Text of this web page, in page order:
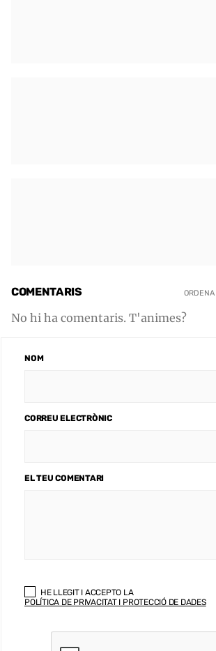
COMENTARIS
No hi ha comentaris. T'animes?
NOM
CORREU ELECTRÒNIC
EL TEU COMENTARI
HE LLEGIT I ACCEPTO LA
POLÍTICA DE PRIVACITAT I PROTECCIÓ DE DADES